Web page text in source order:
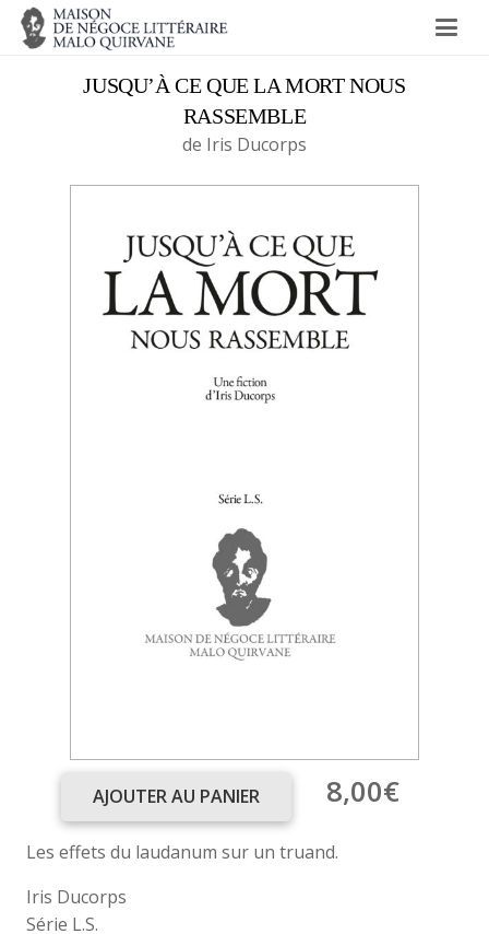
JUSQU’À CE QUE LA MORT NOUS
RASSEMBLE
de Iris Ducorps
quantité
Jusqu’à
ce
que
AJOUTER AU PANIER 8,00€
Les effets du laudanum sur un truand.
Iris Ducorps
Série L.S.